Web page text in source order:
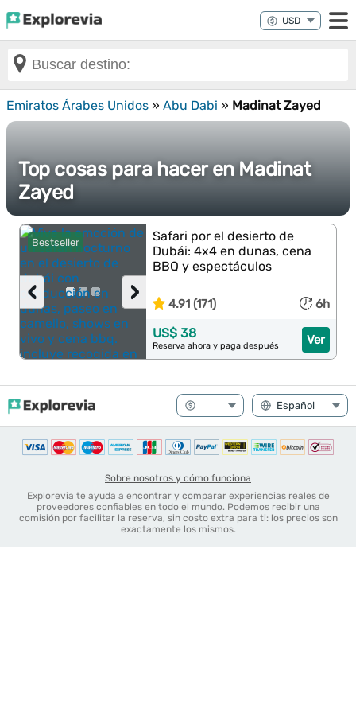
Emiratos Árabes Unidos » Abu Dabi » Madinat Zayed
Top cosas para hacer en Madinat
Zayed
Bestseller
›
‹
Safari por el desierto de
Dubái: 4x4 en dunas, cena
BBQ y espectáculos
4.91 (171) 6h
Ver
US$ 38
Reserva ahora y paga después
Sobre nosotros y cómo funciona
Explorevia te ayuda a encontrar y comparar experiencias reales de
proveedores confiables en todo el mundo. Podemos recibir una
comisión por facilitar la reserva, sin costo extra para ti: los precios son
exactamente los mismos.